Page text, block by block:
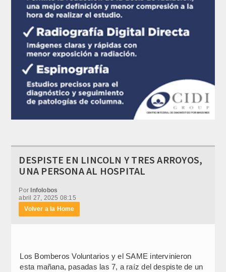
DESPISTE EN LINCOLN Y TRES ARROYOS,
UNA PERSONA AL HOSPITAL
PorInfolobos
abril 27, 2025 08:15
Volver a la Home
Los Bomberos Voluntarios y el SAME intervinieron
esta mañana, pasadas las 7, a raíz del despiste de un